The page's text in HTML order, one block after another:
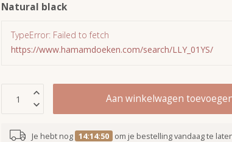
Natural black
TypeError: Failed to fetch
https://www.hamamdoeken.com/search/LLY_01YS/
Aan winkelwagen
Je hebt nog 14:14:49 om je bestelling vandaag te